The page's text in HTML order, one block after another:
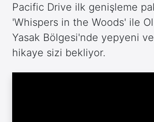
Pacific Drive ilk genişleme
'Whispers in the Woods' ile
Yasak Bölgesi'nde yepyeni
hikaye sizi bekliyor.